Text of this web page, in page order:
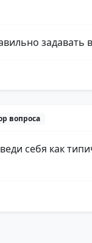
задавать
вопроса
себя как